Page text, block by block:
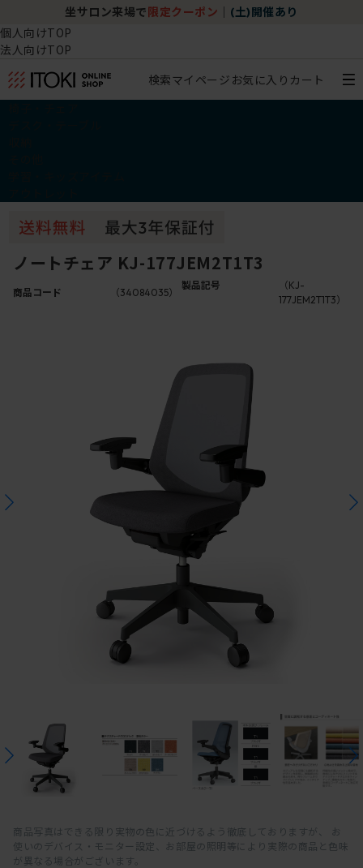
坐サロン来場で 限定クーポン (土)開催あり
個人向けTOP
法人向けTOP
検索マイページ お気に入り カート
ノートチェア KJ-177JEM2T1T3
商品コード （34084035）
製品記号
（KJ-
177JEM2T1T3）
商品写真はできる限り実物の色に近づけるよう徹底しておりますが、 お
使いのデバイス・モニター設定、お部屋の照明等により実際の商品と色味
が異なる場合がございます。